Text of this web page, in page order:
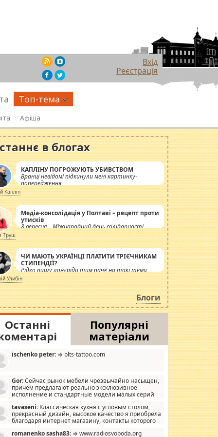
Вхід
Реєстрація
Топ-тема
Афіша
в блогах
КАПЛІНУ ПОГРОЖУЮТЬ УБИВСТВОМ
Вранці невідомі підкинули мені картинку-
попередження
Каплін
Медіа-консолідація у Полтаві – рецепт проти
утисків
8 вересня – Міжнародний день солідарності
журналістів.
Труш
ЧИ МАЮТЬ УКРАЇНЦІ ПЛАТИТИ ТРІЄЧНИКАМ
СТИПЕНДІЇ?
Рідко пишу лонгріди тим паче на такі теми,
але вже просто дістало! Обурюють сьогоднішні
інсенуації навколо стипендіального питання.
Штучно роздувається ще одна соціальна
катастрофа.
Улибін
Блоги
Останні
Популярні
матеріали
ischenko peter: ⇒ blts-tattoo.com
Gor:Сейчас рынок мебели чрезвычайно насыщен,
причем предлагают реально эксклюзивное
исполнение и стандартные модели малых серий
мало походит на стандартные формы, в MebelOk,
и что главное - со вкусом все в порядке,
ненужных наворотов удорожающих мебель, а это не
tavaseni: Классическая кухня с угловым столом,
прекрасный дизайн, высокое качество я приобрела
благодаря интернет магазину, контакты которого
romanenko sasha83: ⇒ www.radiosvoboda.org